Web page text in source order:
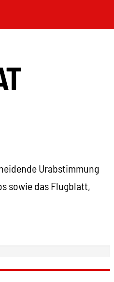
Urabstimmung
sowie das Flugblatt,